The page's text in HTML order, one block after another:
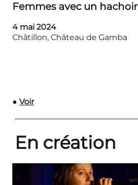
Femmes avec un hachoir
4 mai 2024
Châtillon, Château de Gamba
● Voir
En création